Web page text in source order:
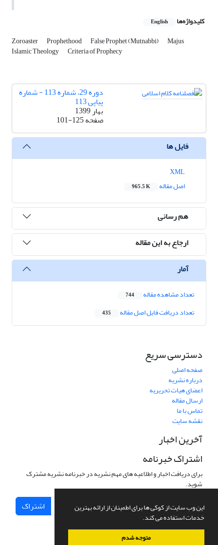
این وب سایت از کوکی ها برای اطمینان از ارائه بهترین
خدمات استفاده می کند.
متوجه شدم
کلیدواژه‌ها English
Zoroaster Prophethood False Prophet (Mutnabbi) Majus
Islamic Theology Criteria of Prophecy
دوره 29، شماره 113 - شماره
پیاپی 113
بهار 1399
صفحه101-125
فایل ها
اصل مقاله
965.5 K
هم رسانی
ارجاع به این مقاله
آمار
تعداد مشاهده مقاله 744
تعداد دریافت فایل اصل مقاله 435
دسترسی سریع
صفحه اصلی
درباره نشریه
اعضای هیات تحریریه
ارسال مقاله
تماس با ما
نقشه سایت
آخرین اخبار
اشتراک خبرنامه
برای دریافت اخبار و اطلاعیه های مهم نشریه در خبرنامه نشریه مشترک
شوید.
اشتراک